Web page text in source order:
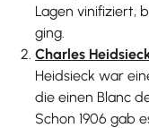
Lagen vinifiziert,
ging.
Charles
Heidsieck war
die einen Blanc
Schon 1906 gab